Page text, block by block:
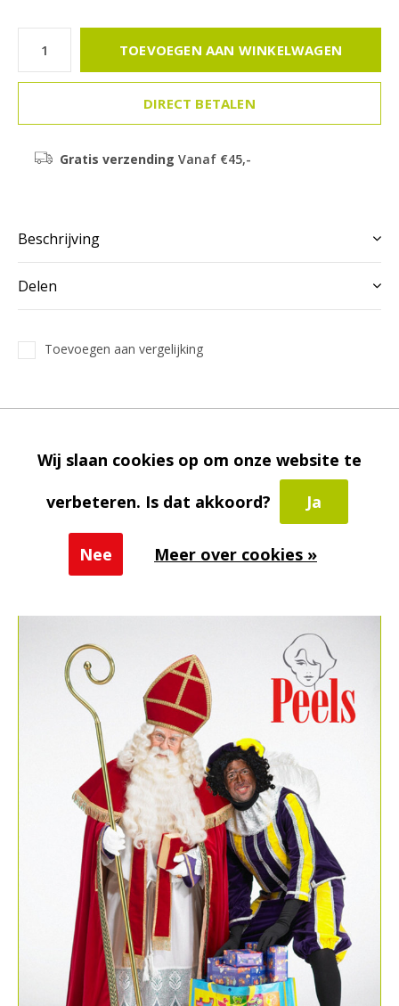
TOEVOEGEN AAN WINKELWAGEN
DIRECT BETALEN
Gratis verzending Vanaf €45,-
Beschrijving
Delen
Toevoegen aan vergelijking
Productomschrijving
Related articles
Wij slaan cookies op om onze website te
verbeteren. Is dat akkoord?
Ja
Nee Meer over cookies »